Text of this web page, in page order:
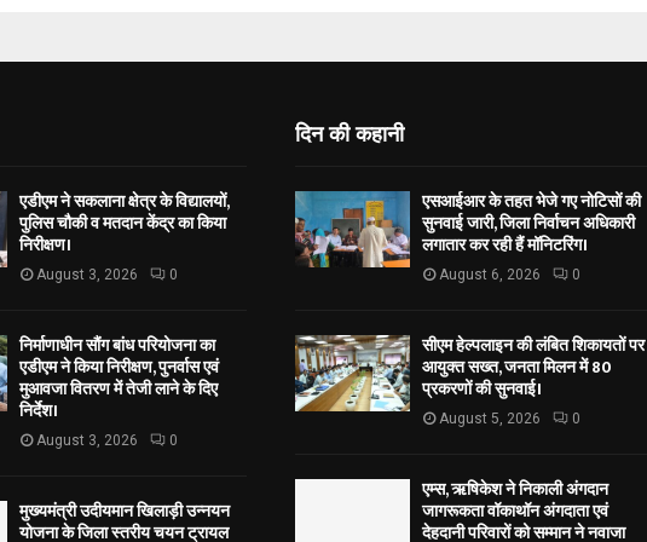
एडीएम ने सकलाना क्षेत्र के विद्यालयों,
पुलिस चौकी व मतदान केंद्र का किया
निरीक्षण।
August 3, 2026 0
निर्माणाधीन सौंग बांध परियोजना का
एडीएम ने किया निरीक्षण, पुनर्वास एवं
मुआवजा वितरण में तेजी लाने के दिए
निर्देश।
August 3, 2026 0
मुख्यमंत्री उदीयमान खिलाड़ी उन्नयन
योजना के जिला स्तरीय चयन ट्रायल
दिन की कहानी
एसआईआर के तहत भेजे गए नोटिसों की
सुनवाई जारी, जिला निर्वाचन अधिकारी
लगातार कर रही हैं मॉनिटरिंग।
August 6, 2026 0
सीएम हेल्पलाइन की लंबित शिकायतों पर
आयुक्त सख्त, जनता मिलन में 80
प्रकरणों की सुनवाई।
August 5, 2026 0
एम्स, ऋषिकेश ने निकाली अंगदान
जागरूकता वॉकाथॉन अंगदाता एवं
देहदानी परिवारों को सम्मान ने नवाजा